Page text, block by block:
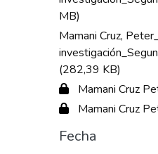
MB)
Mamani Cruz,
(282,39 KB)
Mamani Cruz
Mamani Cruz
Fecha